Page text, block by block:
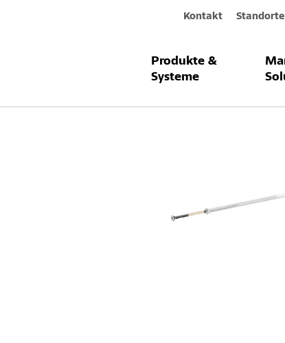
Kontakt Standorte
Produkte &
Systeme
Produkte & Systeme Sto-